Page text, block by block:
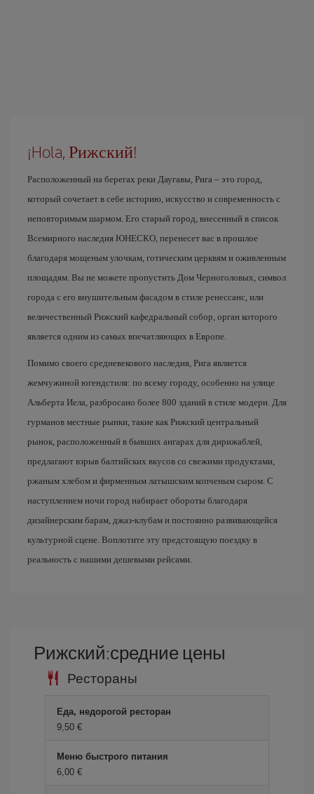
¡Hola, Рижский!
Расположенный на берегах реки Даугавы, Рига – это город,
который сочетает в себе историю, искусство и современность с
неповторимым шармом. Его старый город, внесенный в список
Всемирного наследия ЮНЕСКО, перенесет вас в прошлое
благодаря мощеным улочкам, готическим церквям и оживленным
площадям. Вы не можете пропустить Дом Черноголовых, символ
города с его внушительным фасадом в стиле ренессанс, или
величественный Рижский кафедральный собор, орган которого
является одним из самых впечатляющих в Европе.
Помимо своего средневекового наследия, Рига является
жемчужиной югендстиля: по всему городу, особенно на улице
Альберта Иела, разбросано более 800 зданий в стиле модерн. Для
гурманов местные рынки, такие как Рижский центральный
рынок, расположенный в бывших ангарах для дирижаблей,
предлагают взрыв балтийских вкусов со свежими продуктами,
ржаным хлебом и фирменным латышским копченым сыром. С
наступлением ночи город набирает обороты благодаря
дизайнерским барам, джаз-клубам и постоянно развивающейся
культурной сцене. Воплотите эту предстоящую поездку в
реальность с нашими дешевыми рейсами.
Рижский:средние цены
Рестораны
Еда, недорогой ресторан
9,50 €
Меню быстрого питания
6,00 €